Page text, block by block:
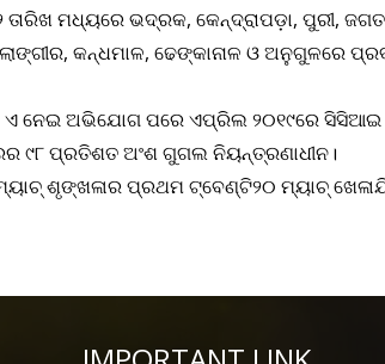
ତାରିଖ ମଧ୍ୟରେ ଭଦ୍ରକ, କେନ୍ଦ୍ରାପଡ଼ା, ପୁରୀ,
କନ୍ଧମାଳ, ଢେଙ୍କାନାଳ ଓ ଅନୁଗୁଳରେ
ଏ ନେଇ ଅଭିଯୋଗ ପରେ ଏପ୍ରିଲ ୨୦୧୯ରେ
୯୮ ପ୍ରତିଶତ ଅଂଶ ଗୁଗଲ ନିୟନ୍ତ୍ରଣାଧୀନ।
ଶୃଙ୍ଖଳାର ପ୍ରଥମ ଟ୍ବେଣ୍ଟି୨୦ ମ୍ୟାଚ୍